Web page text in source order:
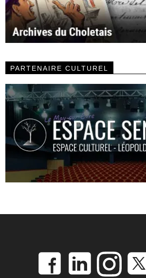
PARTENAIRE CULTUREL